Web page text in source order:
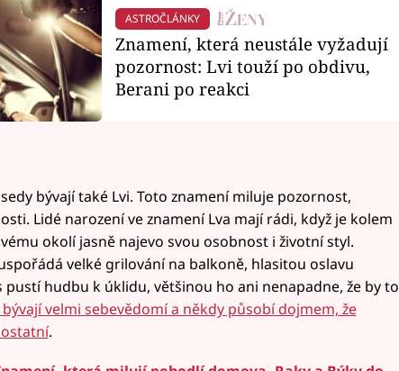
ASTROČLÁNKY
Znamení, která neustále vyžadují
pozornost: Lvi touží po obdivu,
Berani po reakci
bývají také Lvi. Toto znamení miluje pozornost,
Lidé narození ve znamení Lva mají rádi, když je kolem
okolí jasně najevo svou osobnost i životní styl.
velké grilování na balkoně, hlasitou oslavu
pustí hudbu k úklidu, většinou ho ani nenapadne, že by to
bývají velmi sebevědomí a někdy působí dojmem, že
.